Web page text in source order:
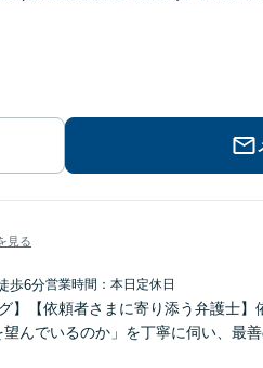
見る
歩6分営業時間：本日定休日
】【依頼者さまに寄り添う弁護士
んでいるのか」を丁寧に伺い、最